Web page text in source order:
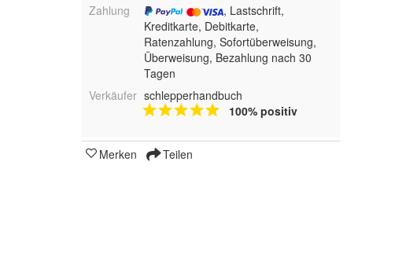
Zahlung
, Lastschrift,
Kreditkarte, Debitkarte,
Ratenzahlung, Sofortüberweisung,
Überweisung, Bezahlung nach 30
Tagen
Verkäufer schlepperhandbuch
100% positiv
Merken Teilen